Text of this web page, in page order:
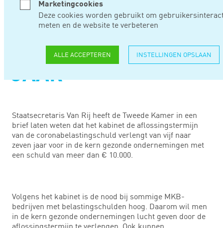
Marketingcookies
Deze cookies worden gebruikt om
meten en de website te verbeteren
ALLE ACCEPTEREN INSTELLINGEN OPSLAAN
AFLOSSINGSTERMIJN
SOMS NAAR ZEVEN
JAAR
Staatsecretaris Van Rij heeft de Tweede Kamer in een
brief laten weten dat het kabinet de aflossingstermijn
van de coronabelastingschuld verlengt van vijf naar
zeven jaar voor in de kern gezonde ondernemingen met
een schuld van meer dan € 10.000.
Volgens het kabinet is de nood bij sommige MKB-
bedrijven met belastingschulden hoog. Daarom wil men
in de kern gezonde ondernemingen lucht geven door de
aflossingstermijn te verlengen. Ook kunnen